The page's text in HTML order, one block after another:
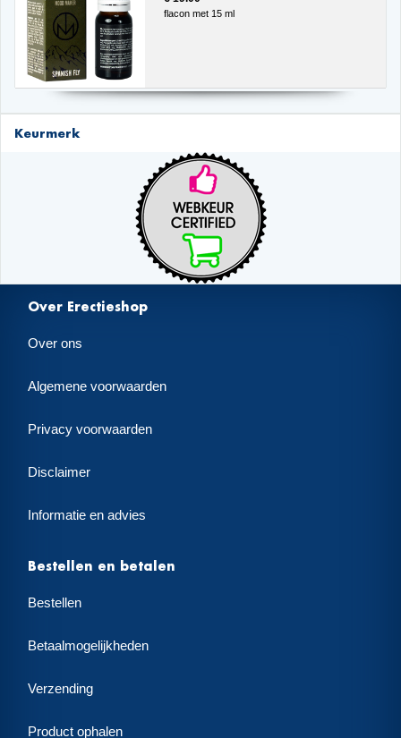
flacon met 15 ml
Keurmerk
Over Erectieshop
Over ons
Algemene voorwaarden
Privacy voorwaarden
Disclaimer
Informatie en advies
Bestellen en betalen
Bestellen
Betaalmogelijkheden
Verzending
Product ophalen